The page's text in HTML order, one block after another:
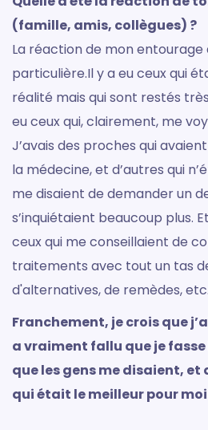
(famille, amis, collègues) ?
La réaction de mon entourage
particulière.Il y a eu ceux qui
réalité mais qui sont restés
eu ceux qui, clairement, me
J’avais des proches qui
la médecine, et d’autres qui
me disaient de demander un
s’inquiétaient beaucoup plus.
ceux qui me conseillaient de
traitements avec tout un tas
d'alternatives, de remèdes, etc.
Franchement, je crois que
a vraiment fallu que je
que les gens me disaient, et
qui était le meilleur pour